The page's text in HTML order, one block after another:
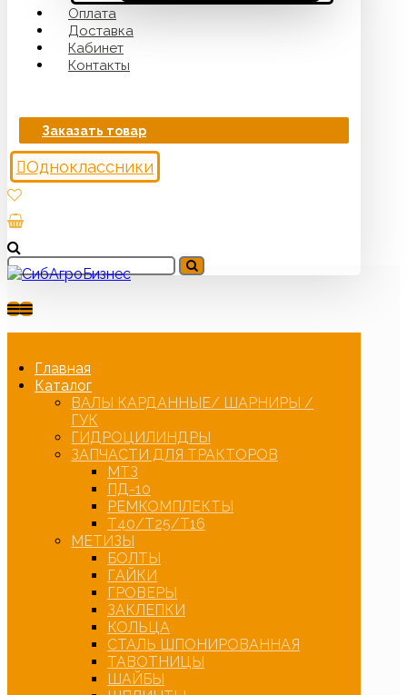
Оплата
Доставка
Кабинет
Контакты
Заказать товар
Одноклассники
Главная
Каталог
ВАЛЫ КАРДАННЫЕ/ ШАРНИРЫ /
ГУК
ГИДРОЦИЛИНДРЫ
ЗАПЧАСТИ ДЛЯ ТРАКТОРОВ
МТЗ
ПД-10
РЕМКОМПЛЕКТЫ
Т40/Т25/Т16
МЕТИЗЫ
БОЛТЫ
ГАЙКИ
ГРОВЕРЫ
ЗАКЛЕПКИ
КОЛЬЦА
СТАЛЬ ШПОНИРОВАННАЯ
ТАВОТНИЦЫ
ШАЙБЫ